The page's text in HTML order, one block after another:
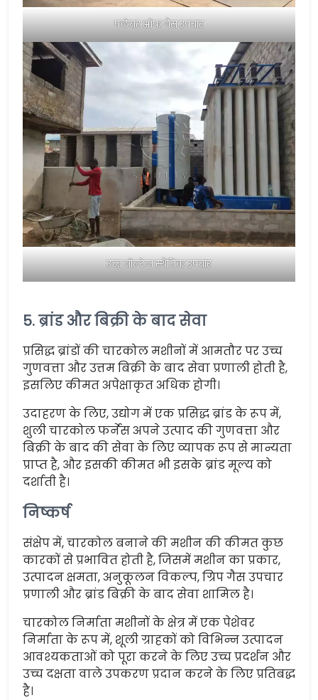
फ्लेयर ऑफ गैस उपचार
उच्च वोल्टेज स्थैतिक उपचार
5. ब्रांड और बिक्री के बाद सेवा
प्रसिद्ध ब्रांडों की चारकोल मशीनों में आमतौर पर उच्च
गुणवत्ता और उत्तम बिक्री के बाद सेवा प्रणाली होती है,
इसलिए कीमत अपेक्षाकृत अधिक होगी।
उदाहरण के लिए, उद्योग में एक प्रसिद्ध ब्रांड के रूप में,
शुली चारकोल फर्नेस अपने उत्पाद की गुणवत्ता और
बिक्री के बाद की सेवा के लिए व्यापक रूप से मान्यता
प्राप्त है, और इसकी कीमत भी इसके ब्रांड मूल्य को
दर्शाती है।
निष्कर्ष
संक्षेप में, चारकोल बनाने की मशीन की कीमत कुछ
कारकों से प्रभावित होती है, जिसमें मशीन का प्रकार,
उत्पादन क्षमता, अनुकूलन विकल्प, ग्रिप गैस उपचार
प्रणाली और ब्रांड बिक्री के बाद सेवा शामिल है।
चारकोल निर्माता मशीनों के क्षेत्र में एक पेशेवर
निर्माता के रूप में, शूली ग्राहकों को विभिन्न उत्पादन
आवश्यकताओं को पूरा करने के लिए उच्च प्रदर्शन और
उच्च दक्षता वाले उपकरण प्रदान करने के लिए प्रतिबद्ध
है।